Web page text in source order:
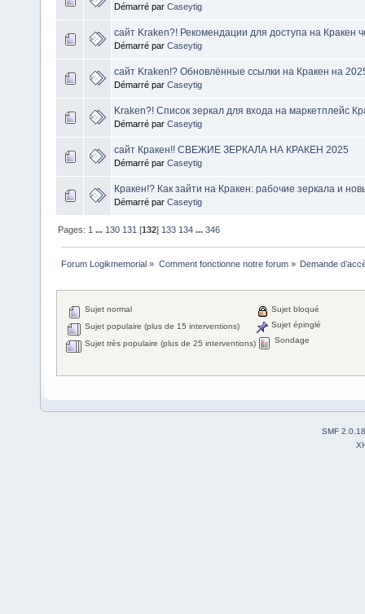
Démarré par Caseytig
сайт Kraken?! Рекомендации для доступа на Кракен
Démarré par Caseytig
сайт Kraken!? Обновлённые ссылки на Кракен на
Démarré par Caseytig
Kraken?! Список зеркал для входа на маркетплейс
Démarré par Caseytig
сайт Кракен!! СВЕЖИЕ ЗЕРКАЛА НА КРАКЕН 2025
Démarré par Caseytig
Кракен!? Как зайти на Кракен: рабочие зеркала и
Démarré par Caseytig
Pages: 1 ... 130 131 [132] 133 134 ...346
Forum Logikmemorial » Comment fonctionne notre forum» Demande
Sujet normal
Sujet populaire (plus de 15 interventions)
Sujet très populaire (plus de 25 interventions)
Sujet bloqué
Sujet épinglé
Sondage
SMF 2.0.18